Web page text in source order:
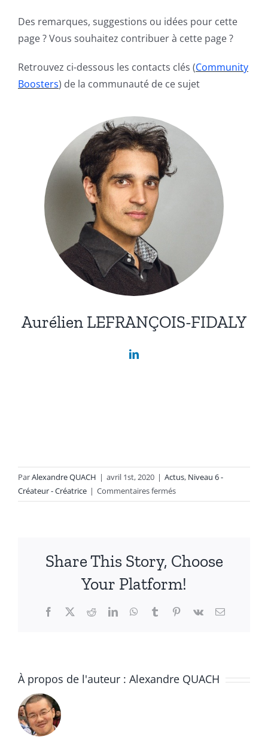
Des remarques, suggestions ou idées pour cette
page ? Vous souhaitez contribuer à cette page ?
Retrouvez ci-dessous les contacts clés (Community
Boosters) de la communauté de ce sujet
Aurélien LEFRANÇOIS-FIDALY
ParAlexandre QUACH | avril 1st, 2020 | Actus, Niveau 6 -
Créateur - Créatrice | Commentaires ferméssur
Imprimez
le
par
Lefrançois-
Prismatik
Share This Story, Choose
Your Platform!
Facebook
X RedditLinkedInWhatsApp
TumblrPinterest
Vk Email
À propos de l'auteur : Alexandre QUACH